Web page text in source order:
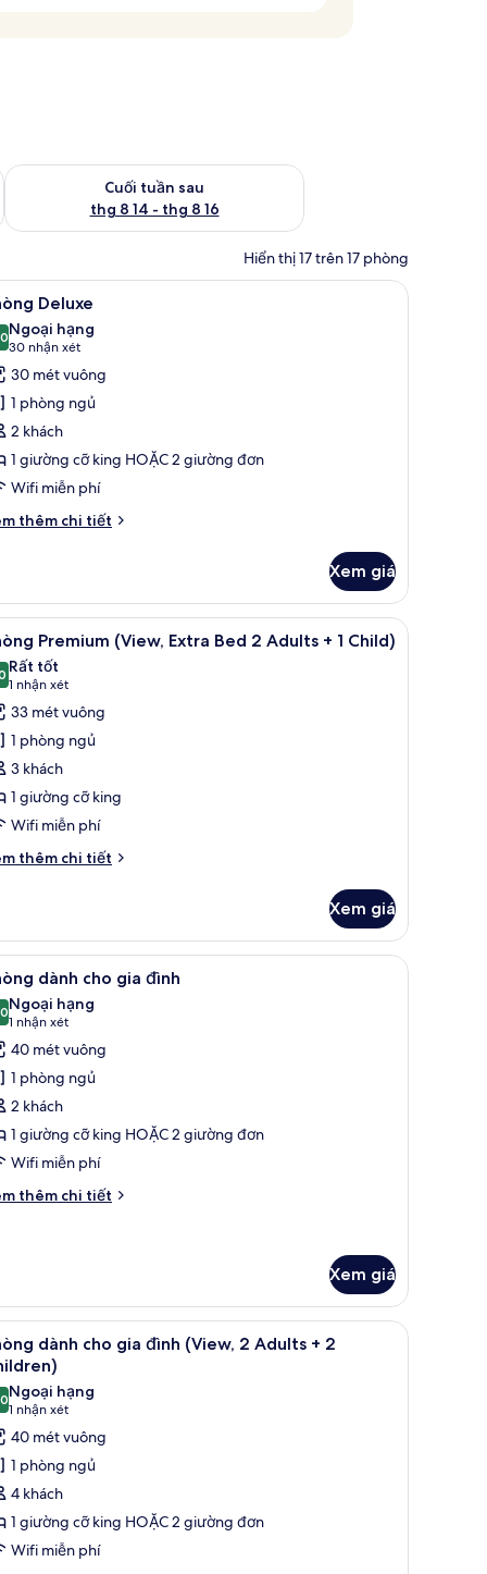
thg 8 7 - thg 8 9
Cuối tuần sau
thg 8 14 - thg 8 16
Kiểm tra lượng phòng cuối tuần tới từ thg 8 14 - thg 8 16
Hiển thị 17 trên 17 phòng
rèm cản sáng Phòng Deluxe | Minibar, két bảo mật tại
8 Deluxe
trên 10
Ngoại hạng
30 nhận xét
(30
nhận
xét)
30 mét vuông
1 phòng ngủ
2 khách
1 giường cỡ king HOẶC 2 giường đơn
Wifi miễn phí
thêm chi tiết
Xem giá
rèm cản sáng Minibar, két bảo mật tại phòng, bàn, màn/
8 Premium (View, Extra Bed 2 Adults + 1 Child)
trên 10
Rất tốt
1 nhận xét
(1
nhận
xét)
33 mét vuông
1 phòng ngủ
3 khách
1 giường cỡ king
Wifi miễn phí
thêm chi tiết
Xem giá
rèm cản sáng Minibar, két bảo mật tại phòng, bàn, màn/
5 dành cho gia đình
trên 10
Ngoại hạng
1 nhận xét
(1
nhận
xét)
40 mét vuông
1 phòng ngủ
2 khách
1 giường cỡ king HOẶC 2 giường đơn
Wifi miễn phí
thêm chi tiết
Xem giá
rèm cản sáng Minibar, két bảo mật tại phòng, bàn, màn/
6
dành cho gia đình (View, 2 Adults + 2
trên 10
Ngoại hạng
1 nhận xét
(1
nhận
xét)
40 mét vuông
1 phòng ngủ
4 khách
1 giường cỡ king HOẶC 2 giường đơn
Wifi miễn phí